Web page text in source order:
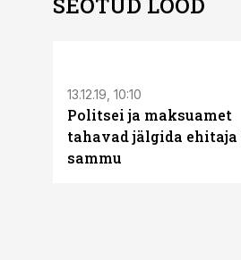
13.12.19, 10:10
Politsei ja maksuamet
tahavad jälgida
sammu